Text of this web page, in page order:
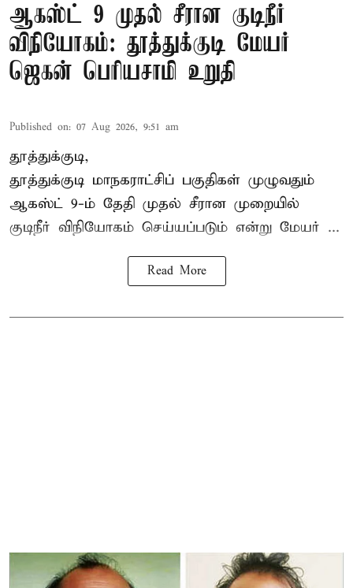
ஆகஸ்ட் 9 முதல் சீரான குடிநீர்
விநியோகம்: தூத்துக்குடி மேயர்
ஜெகன் பெரியசாமி உறுதி
Published on: 07 Aug 2026, 9:51 am
தூத்துக்குடி,
தூத்துக்குடி மாநகராட்சிப் பகுதிகள் முழுவதும்
ஆகஸ்ட் 9-ம் தேதி முதல் சீரான முறையில்
குடிநீர் விநியோகம் செய்யப்படும் என்று மேயர் ...
Read More